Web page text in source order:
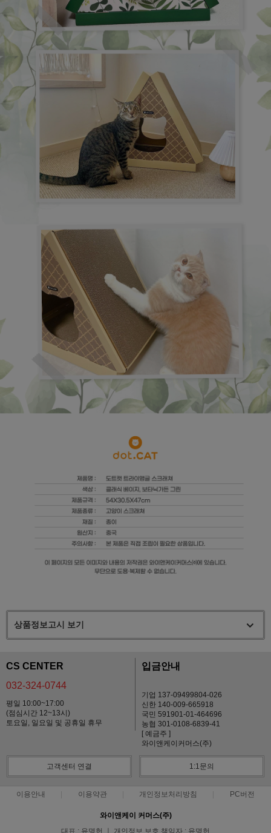
상품정보고시 보기
CS CENTER
032-324-0744
평일 10:00~17:00
(점심시간 12~13시)
토요일, 일요일 및 공휴일 휴무
입금안내
기업 137-09499804-026
신한 140-009-665918
국민 591901-01-464696
농협 301-0108-6839-41
[ 예금주 ]
와이앤케이커머스(주)
고객센터 연결 1:1문의
이용안내 이용약관 개인정보처리방침 PC버전
와이앤케이 커머스(주)
대표 : 윤명헌 ㅣ 개인정보 보호 책임자 : 윤명헌